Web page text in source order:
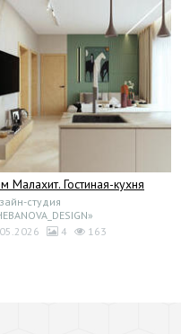
Малахит. Гостиная-кухня
студия
4 163